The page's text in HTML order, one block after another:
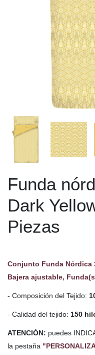
Funda
Dark
Piezas
Conjunto Funda Nórdica
Bajera ajustable,
- Composición del Tejido:
- Calidad del tejido: 150
ATENCIÓN: puedes
la pestaña